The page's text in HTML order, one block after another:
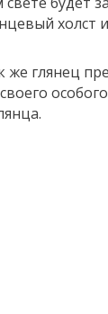
холст
глянец